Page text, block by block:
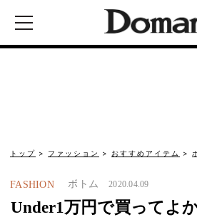
トップ ファッション おすすめアイテム
FASHION ボトム 2020.04.09
Under1万円で買ってよ